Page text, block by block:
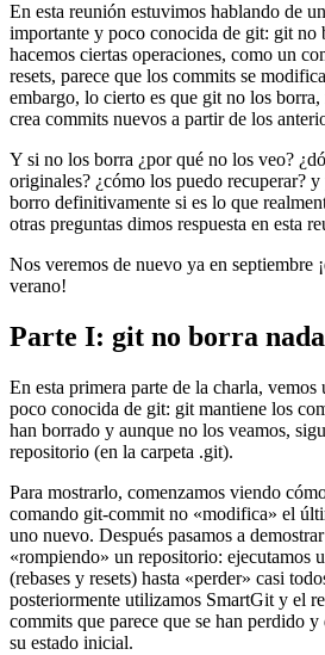
En esta reunión estuvimos hablando de
importante y poco conocida de git: git no
hacemos ciertas operaciones, como un
resets, parece que los commits se
embargo, lo cierto es que git no los
crea commits nuevos a partir de los
Y si no los borra ¿por qué no los veo?
originales? ¿cómo los puedo recuperar?
borro definitivamente si es lo que
otras preguntas dimos respuesta en esta
Nos veremos de nuevo ya en septiembre
verano!
Parte I: git no borra
En esta primera parte de la charla, vemos
poco conocida de git: git mantiene los
han borrado y aunque no los veamos,
repositorio (en la carpeta .git).
Para mostrarlo, comenzamos viendo
comando git-commit no «modifica» el
uno nuevo. Después pasamos a
«rompiendo» un repositorio: ejecutamos
(rebases y resets) hasta «perder» casi
posteriormente utilizamos SmartGit y el
commits que parece que se han perdido
su estado inicial.